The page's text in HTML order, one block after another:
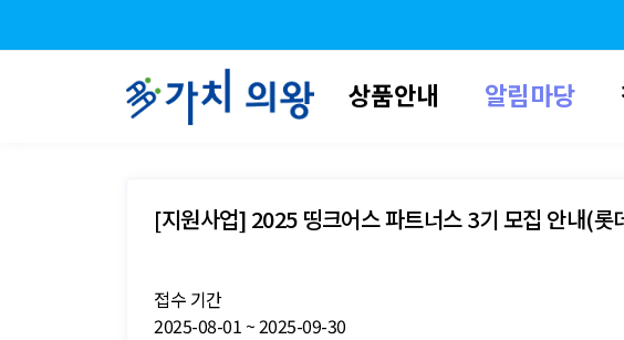
상품안내 알림마당
[지원사업] 2025 띵크어스 파트너스 3기 모집 안내(롯
접수 기간
2025-08-01 ~ 2025-09-30